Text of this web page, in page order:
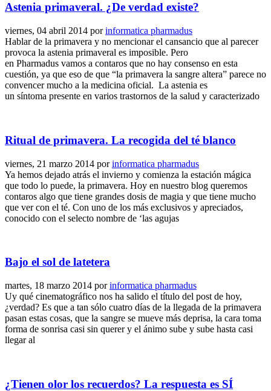
Astenia primaveral. ¿De verdad existe?
viernes, 04 abril 2014 porinformatica pharmadus
Hablar de la primavera y no mencionar el cansancio que al parecer
provoca la astenia primaveral es imposible. Pero
en Pharmadus vamos a contaros que no hay consenso en esta
cuestión, ya que eso de que “la primavera la sangre altera” parece no
convencer mucho a la medicina oficial. La astenia es
un síntoma presente en varios trastornos de la salud y caracterizado
Ritual de primavera. La recogida del té blanco
viernes, 21 marzo 2014 porinformatica pharmadus
Ya hemos dejado atrás el invierno y comienza la estación mágica
que todo lo puede, la primavera. Hoy en nuestro blog queremos
contaros algo que tiene grandes dosis de magia y que tiene mucho
que ver con el té. Con uno de los más exclusivos y apreciados,
conocido con el selecto nombre de ‘las agujas
Bajo el sol de latetera
martes, 18 marzo 2014 porinformatica pharmadus
Uy qué cinematográfico nos ha salido el título del post de hoy,
¿verdad? Es que a tan sólo cuatro días de la llegada de la primavera
pasan estas cosas, que la sangre se mueve más deprisa, la cara toma
forma de sonrisa casi sin querer y el ánimo sube y sube hasta casi
llegar al
¿Tienen olor los recuerdos? La respuesta es SÍ